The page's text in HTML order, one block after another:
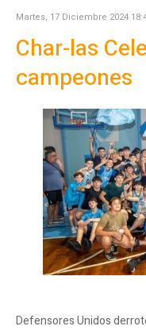
Martes, 17 Diciembre 2024
Char-las
campeones
Defensores Unidos